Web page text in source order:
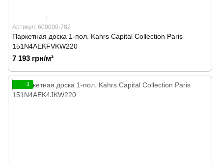
1
Артикул: 600000-782
Паркетная доска 1-пол. Kahrs Capital Collection Paris
151N4AEKFVKW220
7 193 грн/м²
3